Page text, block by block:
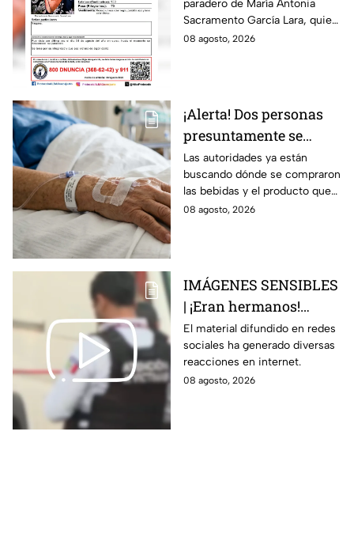
Campo Medina,
desaparecida en
Guanajuato
paradero de María Antonia
Sacramento García Lara, quien
fue vista por última vez el 4 de
08 agosto, 2026
¡Alerta! Dos personas
presuntamente se
encuentran delicadas
por ingerir bebidas
alcohólicas
adulteradas en Celaya:
Las autoridades ya están
buscando dónde se compraron
las bebidas y el producto que
causó la intoxicación.
08 agosto, 2026
IMÁGENES SENSIBLES
| ¡Eran hermanos!
Captan brut4l agresión
contra un hombre que
perdió la vid4
El material difundido en redes
sociales ha generado diversas
reacciones en internet.
08 agosto, 2026